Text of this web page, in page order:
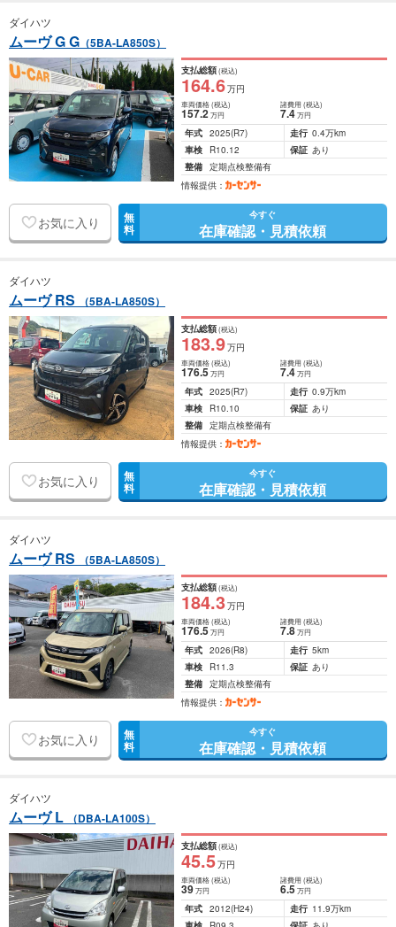
ダイハツ
ムーヴ G G （5BA-LA850S）
支払総額(税込)
164.6万円
車両価格(税込)
157.2万円
諸費用 (税込)
7.4 万円
年式 2025(R7) 走行 0.4万km
車検
R10.12 保証 あり
整備 定期点検整備有
情報提供：
お気に入り 無
料
今すぐ
在庫確認・見積依頼
ダイハツ
ムーヴ RS （5BA-LA850S）
支払総額(税込)
183.9万円
車両価格(税込)
176.5万円
諸費用 (税込)
7.4 万円
年式 2025(R7) 走行 0.9万km
車検
R10.10 保証 あり
整備 定期点検整備有
情報提供：
お気に入り 無
料
今すぐ
在庫確認・見積依頼
ダイハツ
ムーヴ RS （5BA-LA850S）
支払総額(税込)
184.3万円
車両価格(税込)
176.5万円
諸費用 (税込)
7.8 万円
年式 2026(R8) 走行 5km
車検
R11.3 保証 あり
整備 定期点検整備有
情報提供：
お気に入り 無
料
今すぐ
在庫確認・見積依頼
ダイハツ
ムーヴ L （DBA-LA100S）
支払総額(税込)
45.5万円
車両価格(税込)
39万円
諸費用 (税込)
6.5 万円
年式 2012(H24) 走行 11.9万km